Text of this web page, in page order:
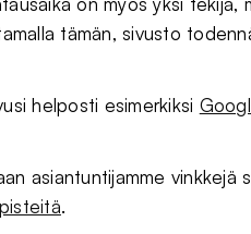
tämän, sivusto
helposti esimerkiksi
asiantuntijamme vinkkejä
.